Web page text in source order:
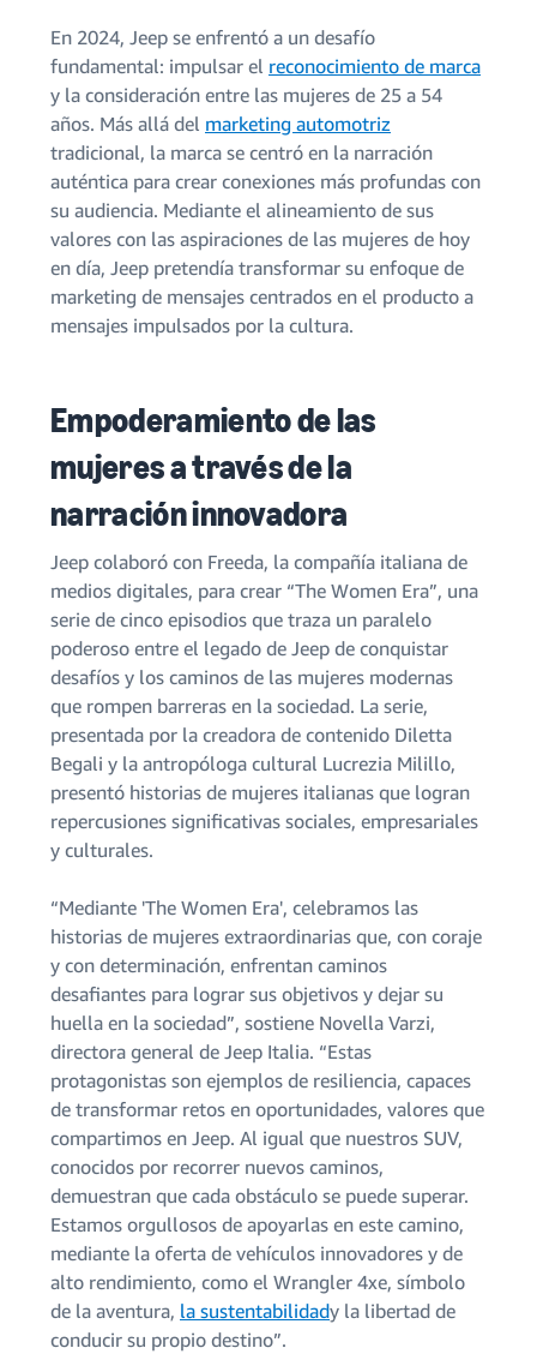
En 2024, Jeep se enfrentó a un desafío
fundamental: impulsar el reconocimiento de marca
y la consideración entre las mujeres de 25 a 54
años. Más allá del marketing automotriz
tradicional, la marca se centró en la narración
auténtica para crear conexiones más profundas con
su audiencia. Mediante el alineamiento de sus
valores con las aspiraciones de las mujeres de hoy
en día, Jeep pretendía transformar su enfoque de
marketing de mensajes centrados en el producto a
mensajes impulsados por la cultura.
Empoderamiento de las
mujeres a través de la
narración innovadora
Jeep colaboró con Freeda, la compañía italiana de
medios digitales, para crear “The Women Era”, una
serie de cinco episodios que traza un paralelo
poderoso entre el legado de Jeep de conquistar
desafíos y los caminos de las mujeres modernas
que rompen barreras en la sociedad. La serie,
presentada por la creadora de contenido Diletta
Begali y la antropóloga cultural Lucrezia Milillo,
presentó historias de mujeres italianas que logran
repercusiones significativas sociales, empresariales
y culturales.
“Mediante 'The Women Era', celebramos las
historias de mujeres extraordinarias que, con coraje
y con determinación, enfrentan caminos
desafiantes para lograr sus objetivos y dejar su
huella en la sociedad”, sostiene Novella Varzi,
directora general de Jeep Italia. “Estas
protagonistas son ejemplos de resiliencia, capaces
de transformar retos en oportunidades, valores que
compartimos en Jeep. Al igual que nuestros SUV,
conocidos por recorrer nuevos caminos,
demuestran que cada obstáculo se puede superar.
Estamos orgullosos de apoyarlas en este camino,
mediante la oferta de vehículos innovadores y de
alto rendimiento, como el Wrangler 4xe, símbolo
de la aventura, la sustentabilidady la libertad de
conducir su propio destino”.